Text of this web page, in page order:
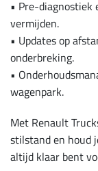
• Pre-diagnostiek
vermijden.
• Updates op
onderbreking.
•
wagenpark.
Met Renault
stilstand en houd
altijd klaar bent